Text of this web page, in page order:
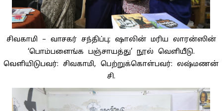
சிவகாமி – வாசகர் சந்திப்பு; ஷாலின் மரிய லாரன்ஸின்
‘பொம்பளைங்க பஞ்சாயத்து’ நூல் வெளியீடு.
வெளியிடுபவர்: சிவகாமி, பெற்றுக்கொள்பவர்: லஷ்மணன்
சி.